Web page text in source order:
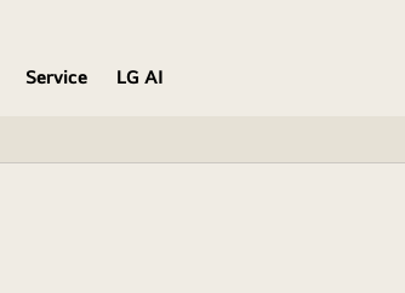
Service
LG AI